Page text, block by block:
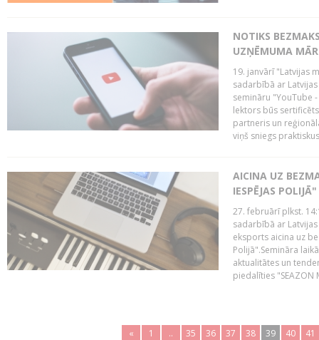
NOTIKS
UZŅĒMUMA
19. janvārī "Latvijas
sadarbībā ar
semināru "YouTube
lektors būs
partneris un
viņš sniegs
AICINA UZ
IESPĒJAS POLIJĀ"
27. februārī plkst.
sadarbībā ar
eksports aicina uz
Polijā".Semināra
aktualitātes un
piedalīties "SEAZON
« 1 .. 35 36 37 38 39 40 41